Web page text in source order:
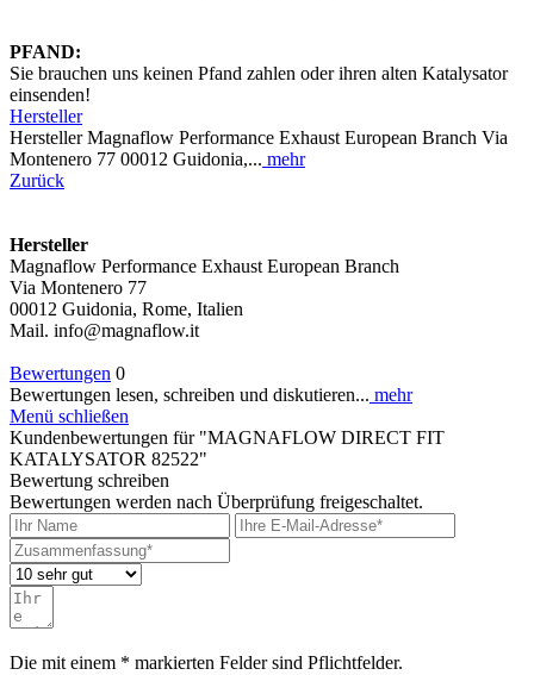
PFAND:
Sie brauchen uns keinen Pfand zahlen oder ihren alten Katalysator
einsenden!
Hersteller
Hersteller Magnaflow Performance Exhaust European Branch Via
Montenero 77 00012 Guidonia,... mehr
Zurück
Hersteller
Magnaflow Performance Exhaust European Branch
Via Montenero 77
00012 Guidonia, Rome, Italien
Mail. info@magnaflow.it
Bewertungen 0
Bewertungen lesen, schreiben und diskutieren... mehr
Menü schließen
Kundenbewertungen für "MAGNAFLOW DIRECT FIT
KATALYSATOR 82522"
Bewertung schreiben
Bewertungen werden nach Überprüfung freigeschaltet.
Die mit einem * markierten Felder sind Pflichtfelder.